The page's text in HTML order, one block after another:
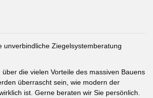
unverbindliche Ziegelsystemberatung
die vielen Vorteile des massiven Bauens
überrascht sein, wie modern der
ist. Gerne beraten wir Sie persönlich.